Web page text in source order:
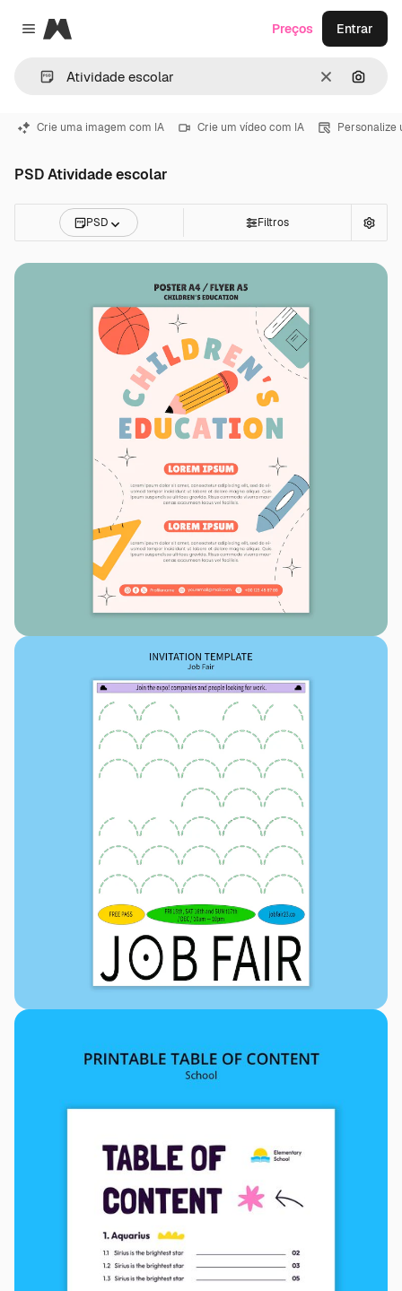
Close menu
Magnific
Limpar
Preços Entrar
Crie uma imagem com IA Crie um vídeo com IA Personalize
PSD Atividade escolar
PSD Filtros